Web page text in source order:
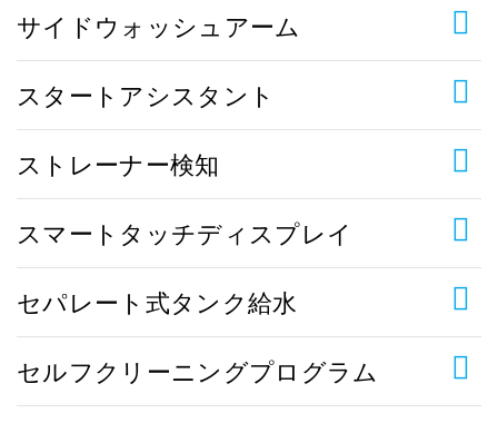
サイドウォッシュアーム
スタートアシスタント
ストレーナー検知
スマートタッチディスプレイ
セパレート式タンク給水
セルフクリーニングプログラム